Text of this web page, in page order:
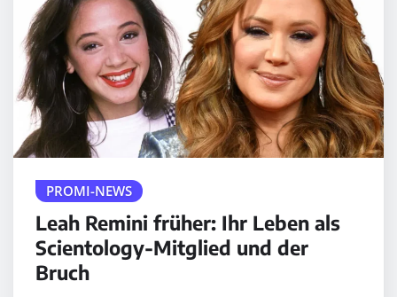
PROMI-NEWS
Leah Remini früher: Ihr Leben als
Scientology-Mitglied und der
Bruch